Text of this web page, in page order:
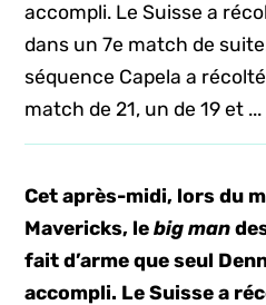
accompli. Le Suisse a
dans un 7e match de
séquence Capela a
match de 21, un de 19 et ...
Cet après-midi, lors du
Mavericks, lebig man
fait d’arme que seul
accompli. Le Suisse a